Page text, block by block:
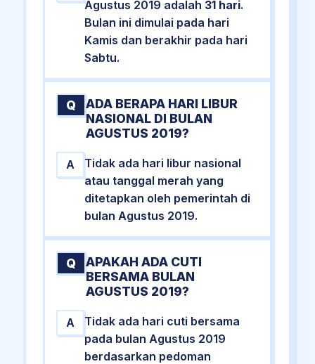
Agustus 2019 adalah 31 hari.
Bulan ini dimulai pada hari
Kamis dan berakhir pada hari
Sabtu.
Q
ADA BERAPA HARI LIBUR
NASIONAL DI BULAN
AGUSTUS 2019?
A
Tidak ada hari libur nasional
atau tanggal merah yang
ditetapkan oleh pemerintah di
bulan Agustus 2019.
Q
APAKAH ADA CUTI
BERSAMA BULAN
AGUSTUS 2019?
A
Tidak ada hari cuti bersama
pada bulan Agustus 2019
berdasarkan pedoman